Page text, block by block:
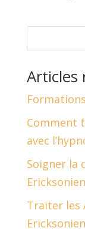
Articles
Comment
avec
Soigner la
Traiter les